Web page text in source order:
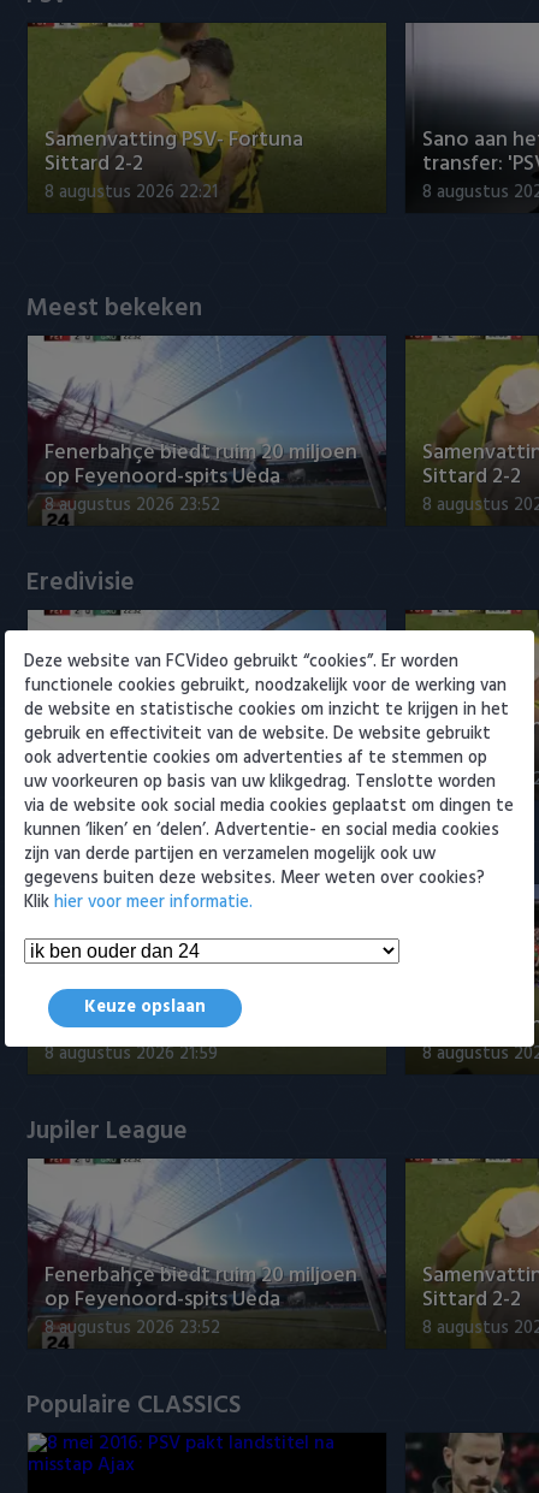
Heracles Almelo
NAC Breda
PEC Zwolle
PSV
SC Heerenveen
Sparta
Vitesse
VVV Venlo
Conference League
Samenvatting PSV- Fortuna
Sittard 2-2
8 augustus 2026 22:21
Sano aan
transfer:
8 augustus
Meest bekeken
Fenerbahçe biedt ruim 20 miljoen
op Feyenoord-spits Ueda
8 augustus 2026 23:52
Sittard 2-2
8 augustus
Eredivisie
Fenerbahçe biedt ruim 20 miljoen
op Feyenoord-spits Ueda
8 augustus 2026 23:52
Sittard 2-2
8 augustus
Samenvattingen Eredivisie
Samenvatting Go Ahead Eagles -
Willem II 4-1
8 augustus 2026 21:59 8 augustus
Jupiler League
Fenerbahçe biedt ruim 20 miljoen
op Feyenoord-spits Ueda
8 augustus 2026 23:52
Sittard 2-2
8 augustus
Populaire CLASSICS
Deze website van FCVideo gebruikt “cookies”. Er worden
functionele cookies gebruikt, noodzakelijk voor de werking van
de website en statistische cookies om inzicht te krijgen in het
gebruik en effectiviteit van de website. De website gebruikt
ook advertentie cookies om advertenties af te stemmen op
uw voorkeuren op basis van uw klikgedrag. Tenslotte worden
via de website ook social media cookies geplaatst om dingen te
kunnen ‘liken’ en ‘delen’. Advertentie- en social media cookies
zijn van derde partijen en verzamelen mogelijk ook uw
gegevens buiten deze websites. Meer weten over cookies?
Klikhier voor meer informatie.
Keuze opslaan